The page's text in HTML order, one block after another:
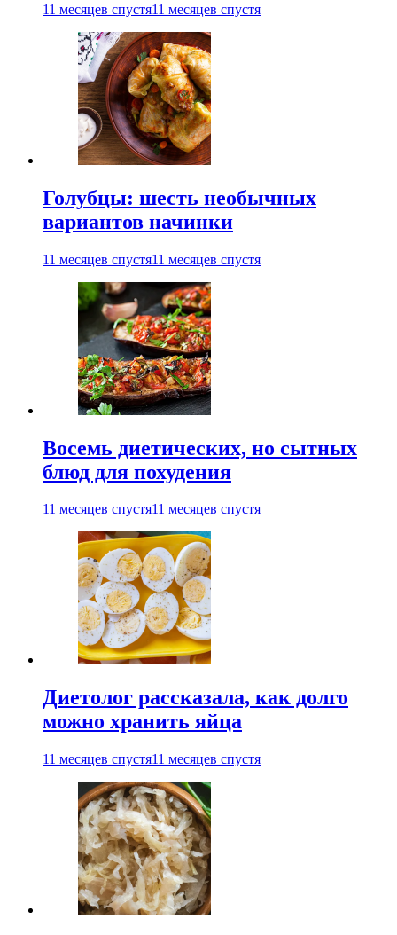
11 месяцев спустя11 месяцев спустя
Голубцы: шесть необычных
вариантов начинки
11 месяцев спустя11 месяцев спустя
Восемь диетических, но сытных
блюд для похудения
11 месяцев спустя11 месяцев спустя
Диетолог рассказала, как долго
можно хранить яйца
11 месяцев спустя11 месяцев спустя